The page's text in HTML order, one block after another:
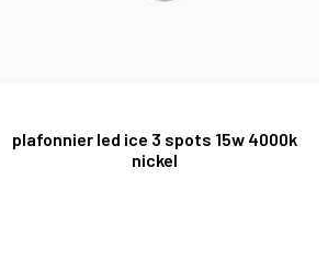
plafonnier led ice 3 spots 15w 4000k
nickel